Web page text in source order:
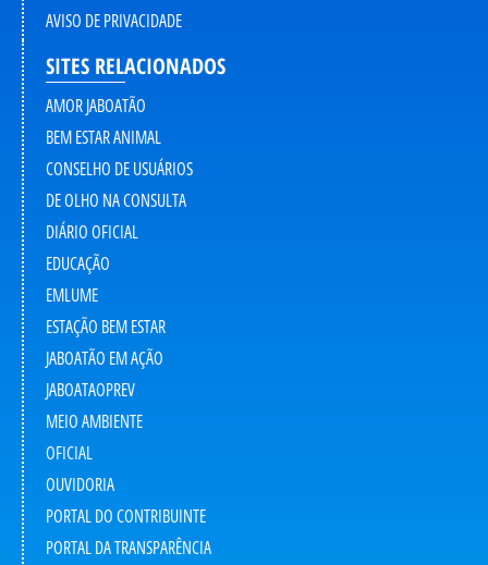
AVISO DE PRIVACIDADE
SITES RELACIONADOS
AMOR JABOATÃO
BEM ESTAR ANIMAL
CONSELHO DE USUÁRIOS
DE OLHO NA CONSULTA
DIÁRIO OFICIAL
EDUCAÇÃO
EMLUME
ESTAÇÃO BEM ESTAR
JABOATÃO EM AÇÃO
JABOATAOPREV
MEIO AMBIENTE
OFICIAL
OUVIDORIA
PORTAL DO CONTRIBUINTE
PORTAL DA TRANSPARÊNCIA